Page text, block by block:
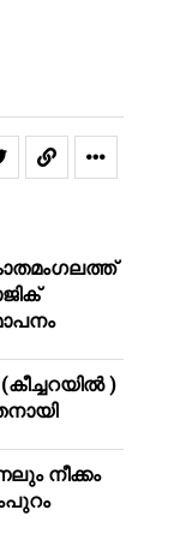
)
നീക്കം